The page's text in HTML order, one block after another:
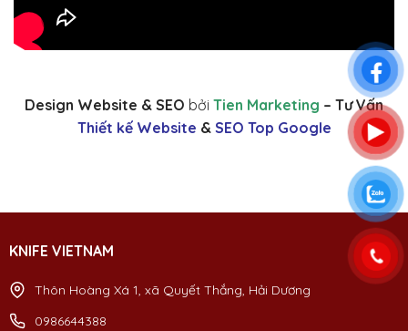
Design Website & SEO bởi Tien Marketing – Tư Vấn
Thiết kế Website & SEO Top Google
KNIFE VIETNAM
Thôn Hoàng Xá 1, xã Quyết Thắng, Hải Dương
0986644388